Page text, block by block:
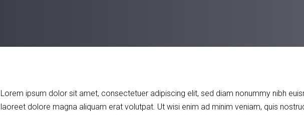
Lorem ipsum dolor sit amet, consectetuer adipiscing elit, sed diam nonummy nibh
laoreet dolore magna aliquam erat volutpat. Ut wisi enim ad minim veniam, quis